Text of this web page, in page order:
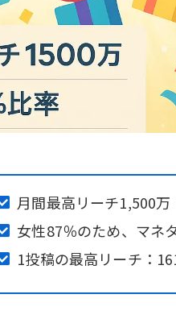
月間最高リーチ1,500万
女性87％のため、マネ
1投稿の最高リーチ：